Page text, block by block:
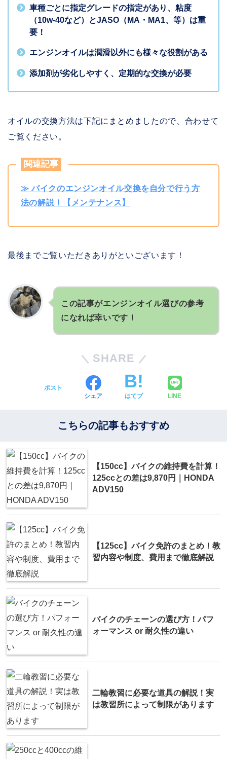
車種ごとに指定グレードの指定があり、粘度
（10w-40など）とJASO（MA・MA1、等）は重
要！
エンジンオイルは潤滑以外にも様々な役割がある
添加剤が劣化しやすく、定期的な交換が必要
オイルの交換方法は下記にまとめましたので、合わせて
ご覧ください。
関連記事
≫ バイクのエンジンオイル交換を自分で行う方
法の解説！【メンテナンス】
最後までご覧いただきありがといございます！
この記事がエンジンオイル選びの参考
になれば幸いです！
SHARE
ポスト
シェア
はてブ LINE
こちらの記事もおすすめ
【150cc】バイクの維持費を計算！
125ccとの差は9,870円｜HONDA
ADV150
【125cc】バイク免許のまとめ！教
習内容や制度、費用まで徹底解説
バイクのチェーンの選び方！パフ
ォーマンス or 耐久性の違い
二輪教習に必要な道具の解説！実
は教習所によって制限があります